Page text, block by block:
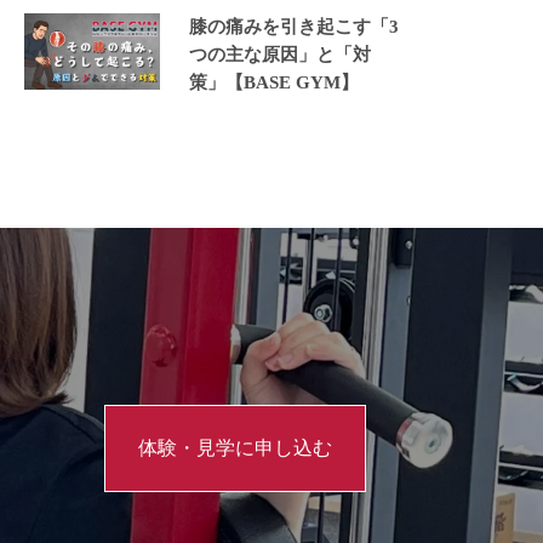
膝の痛みを引き起こす「3
つの主な原因」と「対
策」【BASE GYM】
体験・見学に申し込む